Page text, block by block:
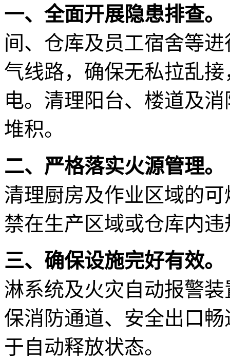
一、全面开展隐患排查。
间、仓库及员工宿舍等
气线路，确保无私拉乱
电。清理阳台、楼道及
堆积。
二、严格落实火源管理。
清理厨房及作业区域的
禁在生产区域或仓库内
三、确保设施完好有效。
淋系统及火灾自动报警
保消防通道、安全出口
于自动释放状态。